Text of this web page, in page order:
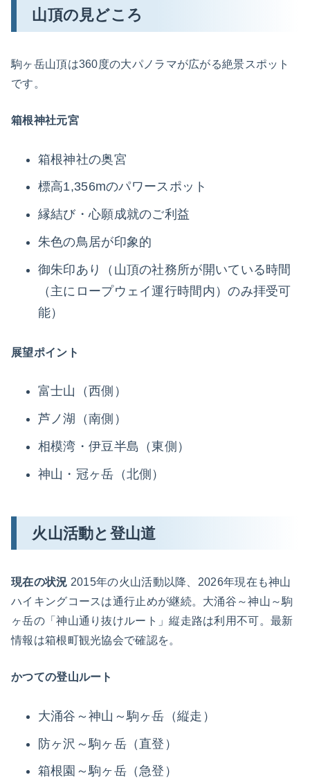
山頂の見どころ
駒ヶ岳山頂は360度の大パノラマが広がる絶景スポット
です。
箱根神社元宮
箱根神社の奥宮
標高1,356mのパワースポット
縁結び・心願成就のご利益
朱色の鳥居が印象的
御朱印あり（山頂の社務所が開いている時間
（主にロープウェイ運行時間内）のみ拝受可
能）
展望ポイント
富士山（西側）
芦ノ湖（南側）
相模湾・伊豆半島（東側）
神山・冠ヶ岳（北側）
火山活動と登山道
現在の状況 2015年の火山活動以降、2026年現在も神山
ハイキングコースは通行止めが継続。大涌谷～神山～駒
ヶ岳の「神山通り抜けルート」縦走路は利用不可。最新
情報は箱根町観光協会で確認を。
かつての登山ルート
大涌谷～神山～駒ヶ岳（縦走）
防ヶ沢～駒ヶ岳（直登）
箱根園～駒ヶ岳（急登）